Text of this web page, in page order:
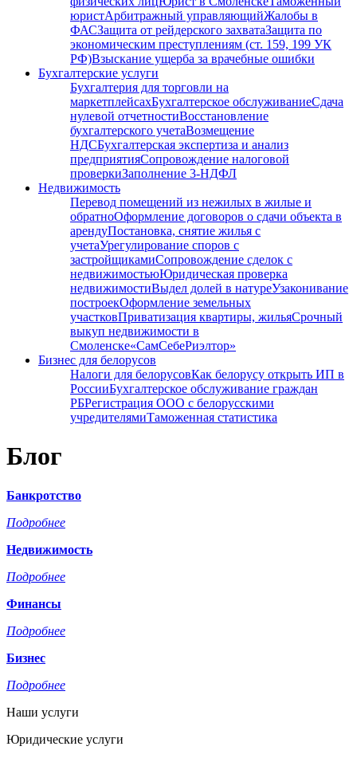
юристАрбитражный управляющийЖалобы в
ФАСЗащита от рейдерского захватаЗащита по
экономическим преступлениям (ст. 159, 199 УК
РФ)Взыскание ущерба за врачебные ошибки
Бухгалтерские услуги
Бухгалтерия для торговли на
маркетплейсахБухгалтерское обслуживаниеСдача
нулевой отчетностиВосстановление
бухгалтерского учетаВозмещение
НДСБухгалтерская экспертиза и анализ
предприятияСопровождение налоговой
проверкиЗаполнение 3-НДФЛ
Недвижимость
Перевод помещений из нежилых в жилые и
обратноОформление договоров о сдачи объекта в
арендуПостановка, снятие жилья с
учетаУрегулирование споров с
застройщикамиСопровождение сделок с
недвижимостьюЮридическая проверка
недвижимостиВыдел долей в натуреУзаконивание
построекОформление земельных
участковПриватизация квартиры, жильяСрочный
выкуп недвижимости в
Cмоленске«СамСебеРиэлтор»
Бизнес для белорусов
Налоги для белорусовКак белорусу открыть ИП в
РоссииБухгалтерское обслуживание граждан
РБРегистрация ООО с белорусскими
учредителямиТаможенная статистика
Блог
Банкротство
Подробнее
Недвижимость
Подробнее
Финансы
Подробнее
Бизнес
Подробнее
Наши услуги
Юридические услуги